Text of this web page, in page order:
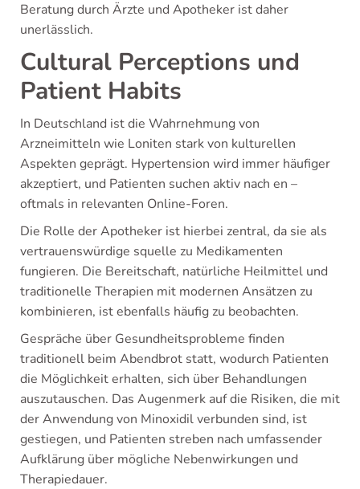
Beratung durch Ärzte und Apotheker ist daher
unerlässlich.
Cultural Perceptions und
Patient Habits
In Deutschland ist die Wahrnehmung von
Arzneimitteln wie Loniten stark von kulturellen
Aspekten geprägt. Hypertension wird immer häufiger
akzeptiert, und Patienten suchen aktiv nach en –
oftmals in relevanten Online-Foren.
Die Rolle der Apotheker ist hierbei zentral, da sie als
vertrauenswürdige squelle zu Medikamenten
fungieren. Die Bereitschaft, natürliche Heilmittel und
traditionelle Therapien mit modernen Ansätzen zu
kombinieren, ist ebenfalls häufig zu beobachten.
Gespräche über Gesundheitsprobleme finden
traditionell beim Abendbrot statt, wodurch Patienten
die Möglichkeit erhalten, sich über Behandlungen
auszutauschen. Das Augenmerk auf die Risiken, die mit
der Anwendung von Minoxidil verbunden sind, ist
gestiegen, und Patienten streben nach umfassender
Aufklärung über mögliche Nebenwirkungen und
Therapiedauer.